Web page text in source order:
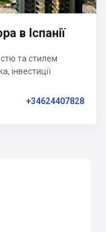
в Іспанії
та стилем
інвестиції
+34624407828